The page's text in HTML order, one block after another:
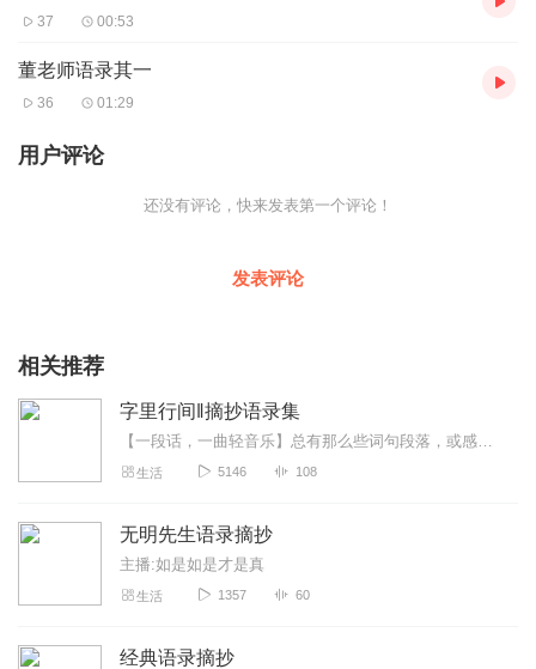
37 00:53
董老师语录其一
36 01:29
用户评论
还没有评论，快来发表第一个评论！
发表评论
相关推荐
字里行间‖摘抄语录集
【一段话，一曲轻音乐】总有那么些词句段落，或感同身受，或醍醐灌顶，或...无理由的喜爱看到的和听到的，是否是一样的心情呢？嘿，事情很简单，只想读它给你听...
生活 5146 108
无明先生语录摘抄
主播:如是如是才是真
生活 1357 60
经典语录摘抄